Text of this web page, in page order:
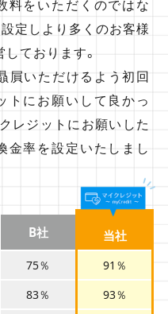
料をいただくのではな
定しより多くのお客様
ております。
屓いただけるよう初回
トにお願いして良かっ
レジットにお願いした
金率を設定いたしまし
B社 当社
75％
91％
83％
93％